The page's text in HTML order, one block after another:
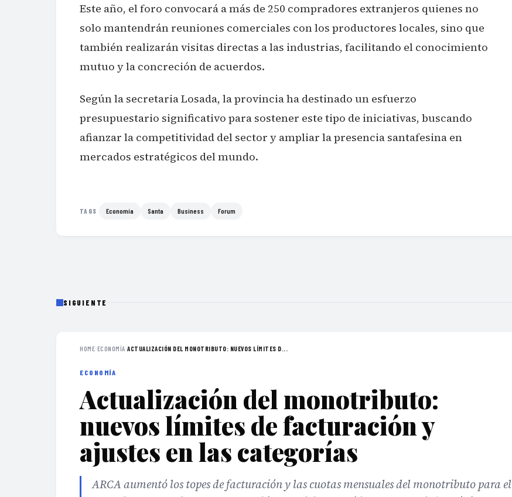
Este año, el foro convocará a más de 250 compradores extranjeros quienes no
solo mantendrán reuniones comerciales con los productores locales, sino que
también realizarán visitas directas a las industrias, facilitando el conocimiento
mutuo y la concreción de acuerdos.
Según la secretaria Losada, la provincia ha destinado un esfuerzo
presupuestario significativo para sostener este tipo de iniciativas, buscando
afianzar la competitividad del sector y ampliar la presencia santafesina en
mercados estratégicos del mundo.
TAGS Economía Santa Business Forum
SIGUIENTE
HOME›ECONOMÍA›ACTUALIZACIÓN DEL MONOTRIBUTO: NUEVOS LÍMITES D...
ECONOMÍA
Actualización del monotributo:
nuevos límites de facturación y
ajustes en las categorías
ARCA aumentó los topes de facturación y las cuotas mensuales del monotributo para el